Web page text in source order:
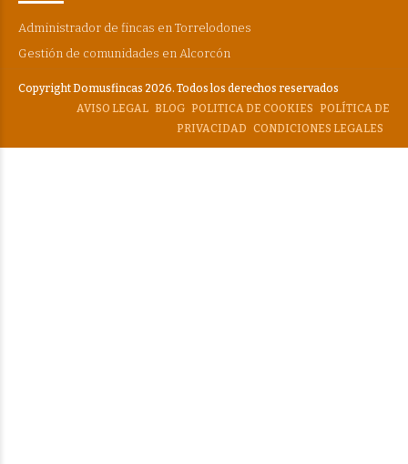
Administrador de fincas en Torrelodones
Gestión de comunidades en Alcorcón
Copyright Domusfincas 2026. Todos los derechos reservados
AVISO LEGAL BLOG POLITICA DE COOKIES
POLÍTICA DE
PRIVACIDAD CONDICIONES LEGALES